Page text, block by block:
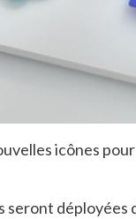
icônes
déployées